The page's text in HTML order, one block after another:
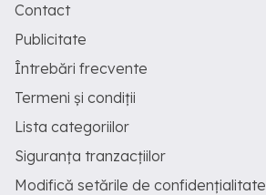
Contact
Publicitate
Întrebări frecvente
Termeni și condiții
Lista categoriilor
Siguranța tranzacțiilor
Modifică setările de confidențialitate